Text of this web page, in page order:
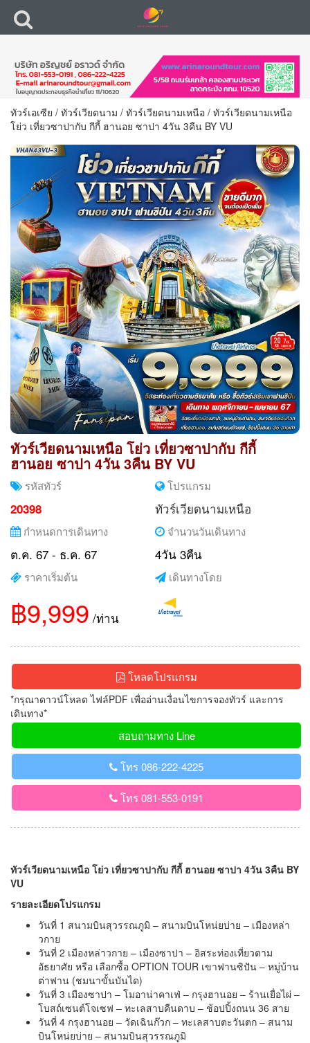
ทัวร์เอเซีย / ทัวร์เวียดนาม / ทัวร์เวียดนามเหนือ / ทัวร์เวียดนามเหนือ
โย่ว เที่ยวซาปากับ กีกี้ ฮานอย ซาปา 4วัน 3คืน BY VU
ทัวร์เวียดนามเหนือ โย่ว เที่ยวซาปากับ กีกี้
ฮานอย ซาปา 4วัน 3คืน BY VU
รหัสทัวร์
20398
โปรแกรม
ทัวร์เวียดนามเหนือ
กำหนดการเดินทาง
ต.ค. 67 - ธ.ค. 67
จำนวนวันเดินทาง
4วัน 3คืน
ราคาเริ่มต้น
฿9,999 /ท่าน
เดินทางโดย
โหลดโปรแกรม
*กรุณาดาวน์โหลด ไฟล์PDF เพื่ออ่านเงื่อนไขการจองทัวร์ และการ
เดินทาง*
สอบถามทาง Line
โทร 086-222-4225
โทร 081-553-0191
ทัวร์เวียดนามเหนือ โย่ว เที่ยวซาปากับ กีกี้ ฮานอย ซาปา 4วัน 3คืน BY
VU
รายละเอียดโปรแกรม
วันที่ 1 สนามบินสุวรรณภูมิ – สนามบินโหน่ยบ่าย – เมืองหล่า
วกาย
วันที่ 2 เมืองหล่าวกาย – เมืองซาปา – อิสระท่องเที่ยวตาม
อัธยาศัย หรือ เลือกซื้อ OPTION TOUR เขาฟานซิปัน – หมู่บ้าน
ต่าฟาน (ชมนาขั้นบันได)
วันที่ 3 เมืองซาปา – โมอาน่าคาเฟ่ – กรุงฮานอย – ร้านเยื่อไผ่ –
โบสถ์เซนต์โจเซฟ – ทะเลสาบคืนดาบ – ช้อปปิ้งถนน 36 สาย
วันที่ 4 กรุงฮานอย – วัดเฉินก๊วก – ทะเลสาบตะวันตก – สนาม
บินโหน่ยบ่าย – สนามบินสุวรรณภูมิ